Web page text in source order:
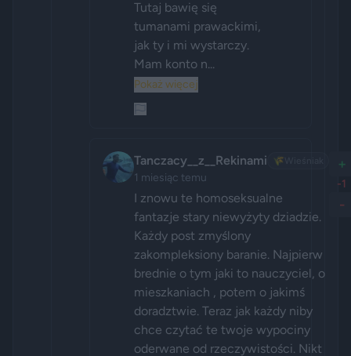
Tutaj bawię się
tumanami prawackimi,
jak ty i mi wystarczy.
Mam konto n...
Pokaż więcej
Tanczacy__z__Rekinami 🌾
1 miesiąc temu
I znowu te homoseksualne
fantazje stary niewyżyty dziadzie.
Każdy post zmyślony
zakompleksiony baranie. Najpierw
brednie o tym jaki to nauczyciel, o
mieszkaniach , potem o jakimś
doradztwie. Teraz jak każdy niby
chce czytać te twoje wypociny
oderwane od rzeczywistości. Nikt
+
-1
-